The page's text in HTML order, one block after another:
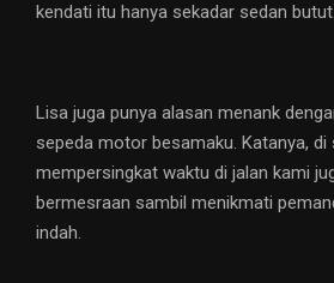
kendati itu hanya sekadar sedan butut.
Lisa juga punya alasan menank
sepeda motor besamaku. Katanya, di
mempersingkat waktu di jalan kami
bermesraan sambil menikmati
indah.